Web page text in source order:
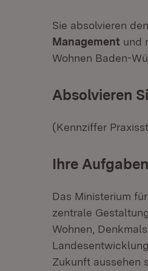
Sie absolvieren den
Management und
Wohnen Baden-
Absolvieren
(Kennziffer
Ihre Aufgaben
Das Ministerium
zentrale
Wohnen,
Zukunft aussehen